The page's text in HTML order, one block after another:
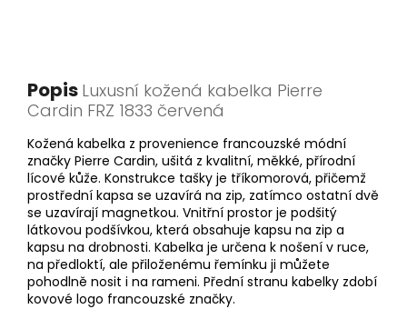
Popis Luxusní kožená kabelka Pierre
Cardin FRZ 1833 červená
Kožená kabelka z provenience francouzské módní
značky Pierre Cardin, ušitá z kvalitní, měkké, přírodní
lícové kůže. Konstrukce tašky je tříkomorová, přičemž
prostřední kapsa se uzavírá na zip, zatímco ostatní dvě
se uzavírají magnetkou. Vnitřní prostor je podšitý
látkovou podšívkou, která obsahuje kapsu na zip a
kapsu na drobnosti. Kabelka je určena k nošení v ruce,
na předloktí, ale přiloženému řemínku ji můžete
pohodlně nosit i na rameni. Přední stranu kabelky zdobí
kovové logo francouzské značky.